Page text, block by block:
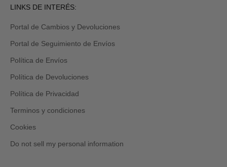
Revisa
carpeta
de
promociones
spam.
LINKS DE INTERÉS:
Portal de Cambios y Devoluciones
Portal de Seguimiento de Envíos
Política de Envíos
Política de Devoluciones
Política de Privacidad
Terminos y condiciones
Cookies
Do not sell my personal information